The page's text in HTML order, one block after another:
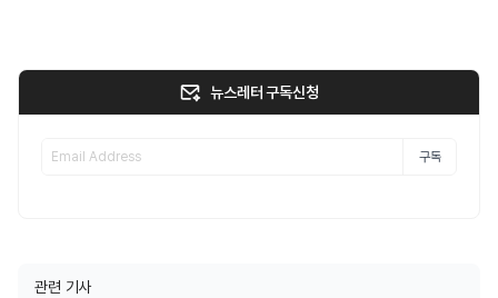
뉴스레터 구독신청
구독
관련 기사